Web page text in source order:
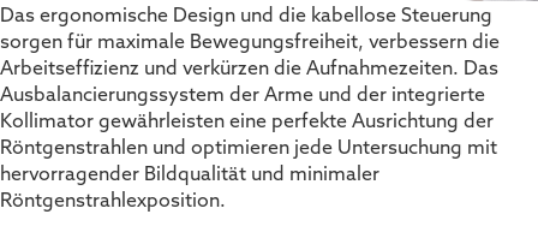
Das ergonomische Design und die kabellose Steuerung
sorgen für maximale Bewegungsfreiheit, verbessern die
Arbeitseffizienz und verkürzen die Aufnahmezeiten. Das
Ausbalancierungssystem der Arme und der integrierte
Kollimator gewährleisten eine perfekte Ausrichtung der
Röntgenstrahlen und optimieren jede Untersuchung mit
hervorragender Bildqualität und minimaler
Röntgenstrahlexposition.